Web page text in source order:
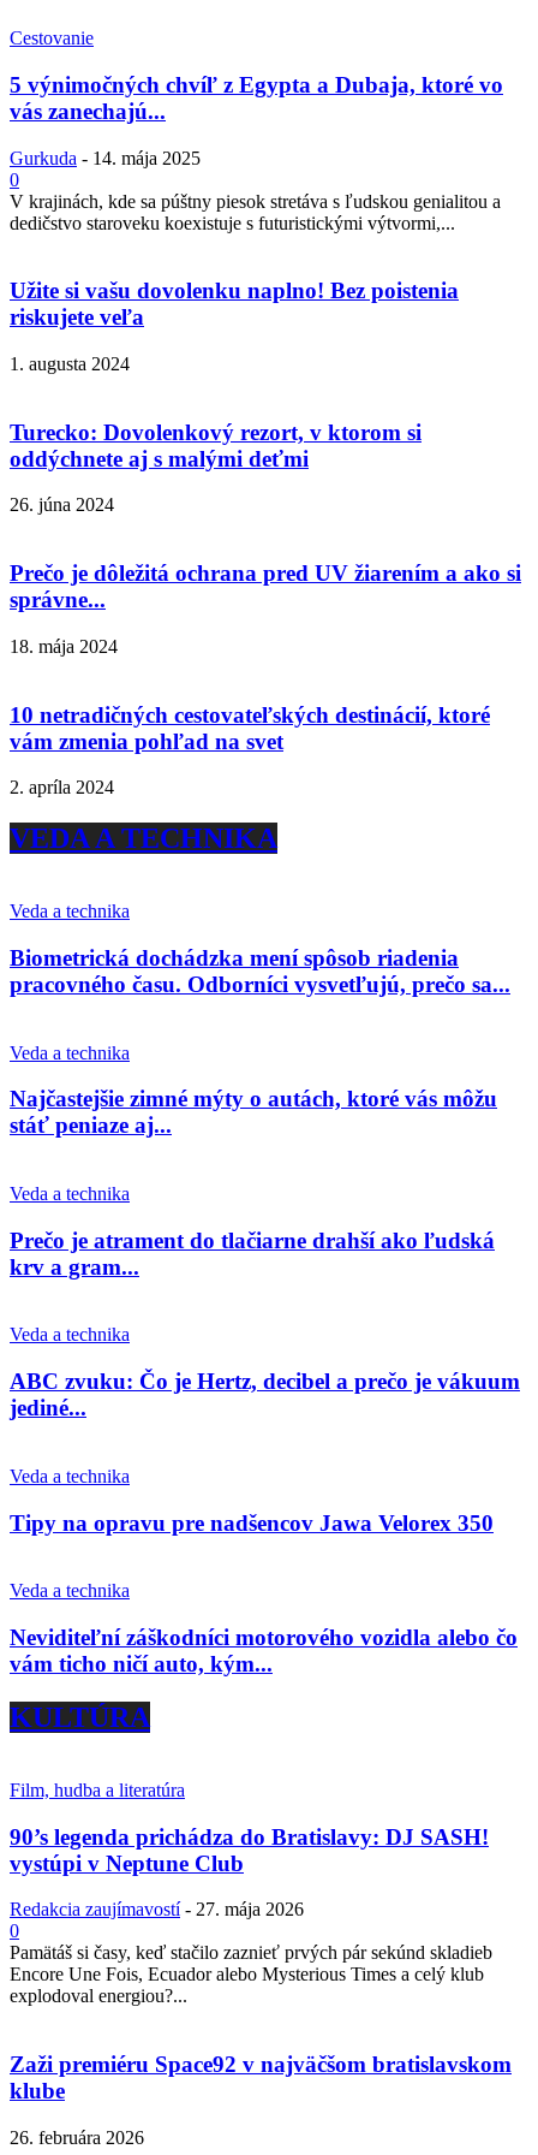
Cestovanie
5 výnimočných chvíľ z Egypta a Dubaja, ktoré vo
vás zanechajú...
Gurkuda - 14. mája 2025
0
V krajinách, kde sa púštny piesok stretáva s ľudskou genialitou a
dedičstvo staroveku koexistuje s futuristickými výtvormi,...
Užite si vašu dovolenku naplno! Bez poistenia
riskujete veľa
1. augusta 2024
Turecko: Dovolenkový rezort, v ktorom si
oddýchnete aj s malými deťmi
26. júna 2024
Prečo je dôležitá ochrana pred UV žiarením a ako si
správne...
18. mája 2024
10 netradičných cestovateľských destinácií, ktoré
vám zmenia pohľad na svet
2. apríla 2024
VEDA A TECHNIKA
Veda a technika
Biometrická dochádzka mení spôsob riadenia
pracovného času. Odborníci vysvetľujú, prečo sa...
Veda a technika
Najčastejšie zimné mýty o autách, ktoré vás môžu
stáť peniaze aj...
Veda a technika
Prečo je atrament do tlačiarne drahší ako ľudská
krv a gram...
Veda a technika
ABC zvuku: Čo je Hertz, decibel a prečo je vákuum
jediné...
Veda a technika
Tipy na opravu pre nadšencov Jawa Velorex 350
Veda a technika
Neviditeľní záškodníci motorového vozidla alebo čo
vám ticho ničí auto, kým...
KULTÚRA
Film, hudba a literatúra
90’s legenda prichádza do Bratislavy: DJ SASH!
vystúpi v Neptune Club
Redakcia zaujímavostí - 27. mája 2026
0
Pamätáš si časy, keď stačilo zaznieť prvých pár sekúnd skladieb
Encore Une Fois, Ecuador alebo Mysterious Times a celý klub
explodoval energiou?...
Zaži premiéru Space92 v najväčšom bratislavskom
klube
26. februára 2026